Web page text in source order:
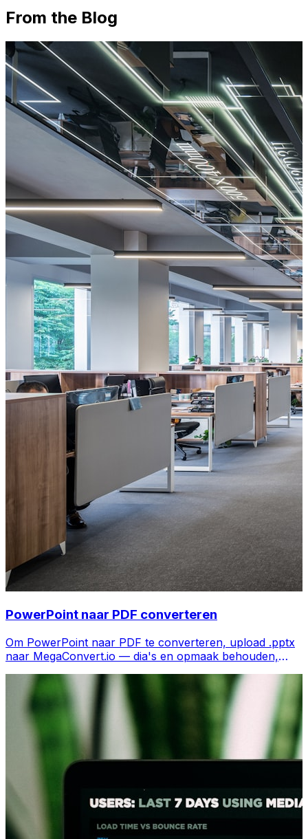
From the Blog
PowerPoint naar PDF converteren
Om PowerPoint naar PDF te converteren, upload .pptx
naar MegaConvert.io — dia's en opmaak behouden,